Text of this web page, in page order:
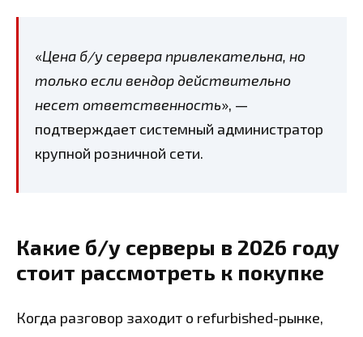
«Цена б/у сервера привлекательна, но
только если вендор действительно
несет ответственность», —
подтверждает системный администратор
крупной розничной сети.
Какие б/у серверы в 2026 году
стоит рассмотреть к покупке
Когда разговор заходит о refurbished-рынке,